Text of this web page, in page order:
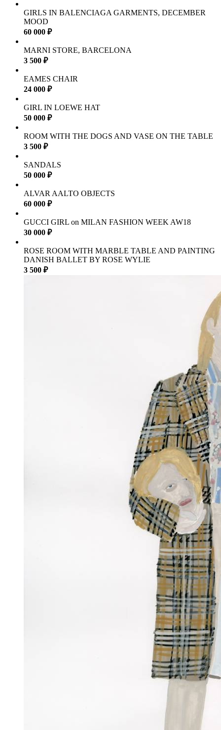
GIRLS IN BALENCIAGA GARMENTS, DECEMBER
MOOD
60 000 ₽
MARNI STORE, BARCELONA
3 500 ₽
EAMES CHAIR
24 000 ₽
GIRL IN LOEWE HAT
50 000 ₽
ROOM WITH THE DOGS AND VASE ON THE TABLE
3 500 ₽
SANDALS
50 000 ₽
ALVAR AALTO OBJECTS
60 000 ₽
GUCCI GIRL on MILAN FASHION WEEK AW18
30 000 ₽
ROSE ROOM WITH MARBLE TABLE AND PAINTING
DANISH BALLET BY ROSE WYLIE
3 500 ₽